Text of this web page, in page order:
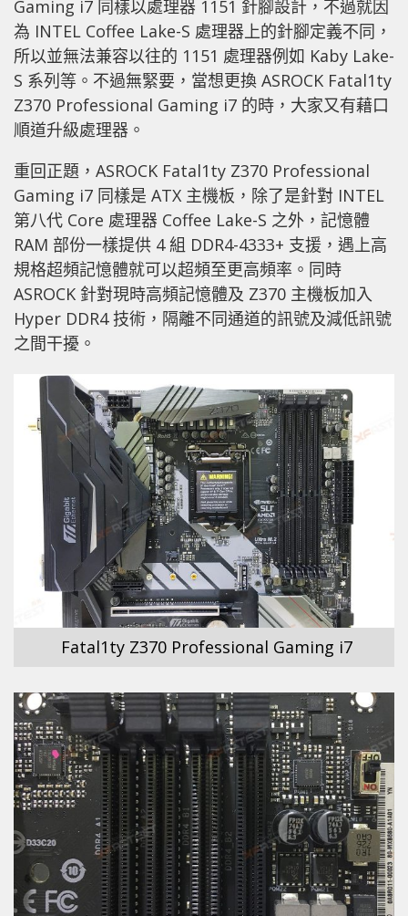
Gaming i7 同樣以處理器 1151 針腳設計，不過就因
為 INTEL Coffee Lake-S 處理器上的針腳定義不同，
所以並無法兼容以往的 1151 處理器例如 Kaby Lake-
S 系列等。不過無緊要，當想更換 ASROCK Fatal1ty
Z370 Professional Gaming i7 的時，大家又有藉口
順道升級處理器。
重回正題，ASROCK Fatal1ty Z370 Professional
Gaming i7 同樣是 ATX 主機板，除了是針對 INTEL
第八代 Core 處理器 Coffee Lake-S 之外，記憶體
RAM 部份一樣提供 4 組 DDR4-4333+ 支援，遇上高
規格超頻記憶體就可以超頻至更高頻率。同時
ASROCK 針對現時高頻記憶體及 Z370 主機板加入
Hyper DDR4 技術，隔離不同通道的訊號及減低訊號
之間干擾。
Fatal1ty Z370 Professional Gaming i7